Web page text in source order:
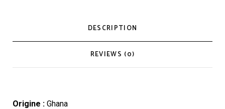
DESCRIPTION
REVIEWS (0)
Origine :Ghana